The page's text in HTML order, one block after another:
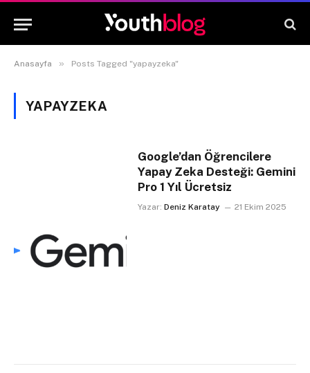
Anasayfa » Posts Tagged "yapayzeka"
YAPAYZEKA
Google’dan Öğrencilere
Yapay Zeka Desteği: Gemini
Pro 1 Yıl Ücretsiz
Yazar: Deniz Karatay 21 Ekim 2025